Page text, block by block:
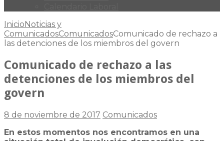
InicioNoticias y
ComunicadosComunicadosComunicado de rechazo a
las detenciones de los miembros del govern
Comunicado de rechazo a las
detenciones de los miembros del
govern
8 de noviembre de 2017 Comunicados
En estos momentos nos encontramos en una